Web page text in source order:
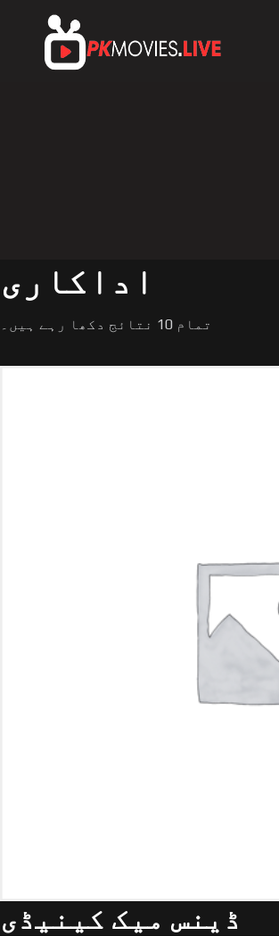
اداکاری
تمام 10 نتائج دکھا رہے ہیں۔
ڈینس میک کینیڈی